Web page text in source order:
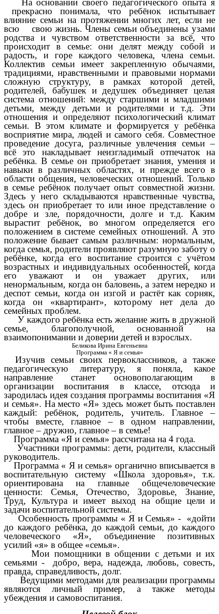
На основании своего педагогического опыта я
прекрасно понимала, что ребёнок испытывает
влияние семьи на протяжении многих лет, если не
всю свою жизнь. Члены семьи объединены узами
родства и чувством ответственности за всё, что
происходит в семье: они делят между собой и
радость, и горе каждого человека, члена семьи.
Коллектив семьи имеет закрепленную обычаями,
традициями, нравственными и правовыми нормами
сложную структуру, в рамках которой детей,
родителей, бабушек и дедушек объединяет целая
система отношений: между старшими и младшими
детьми, между детьми и родителями и т.д. Эти
отношения и определяют психологический климат
семьи. В этом климате и формируется у ребёнка
восприятие мира, людей и самого себя. Совместное
проведение досуга, различные увлечения семьи –
всё это накладывает неизгладимый отпечаток на
ребёнка. В семье он приобретает знания, умения и
навыки в различных областях, и прежде всего в
области общения, человеческих отношений. Только
в семье ребёнок получает опыт совместной жизни.
Здесь у него складываются нравственные чувства,
здесь он приобретает то или иное представление о
добре и зле, порядочности, долге и т.д. Каким
вырастит ребёнок, во многом определяется его
положением в системе семейных отношений. А это
положение бывает самым различным: нормальным,
когда семья, родители проявляют разумную заботу о
ребёнке, когда его воспитание строится с учётом
возрастных и индивидуальных особенностей, когда
его уважают и он уважает других, или
ненормальным, когда он баловень, а затем нередко и
деспот семьи, когда он изгой и растёт как сорняк,
когда он «квартирант», которому нет дела до
семейных проблем.
У каждого ребёнка есть желание жить в дружной
семье, благополучной, основанной на
взаимопонимании и доверии детей и взрослых.
Беликова Ирина Евгеньевна
Программа « Я и семья»
Изучив семьи своих первоклассников, а также
педагогическую литературу, я поняла, какое
направление станет основополагающим в
организации воспитания в классе, отсюда и
зародилась идея создания программы воспитания «Я
и семья». На место «Я» здесь может быть поставлен
каждый: ребёнок, родитель, учитель. Главное –
чтобы вместе, главное – в одном направлении,
главное – дружно, главное – в семье!
Программа «Я и семья» рассчитана на 4 года.
Участники программы: дети, родители, классный
руководитель.
Программа « Я и семья» органично вписывается в
воспитательную систему «Школа здоровья», т.к.
ориентирована на главные общечеловеческие
ценности: Семья, Отечество, Здоровье, Знание,
Труд, Культура и имеет выход на общие цели и
задачи воспитательной системы.
Особенность программы « Я и Семья» - «дойти
до каждого ребёнка, до каждой семьи, до каждого
человеческого «Я», объединение позитивных
усилий «я» в общее «семья».
Мои помощники в общении с детьми и их
семьями - добро, вера, надежда, любовь, совесть,
правда, справедливость, долг.
Ведущими методами для реализации программы
являются личный пример, а также методы
убеждения и самовоспитания.